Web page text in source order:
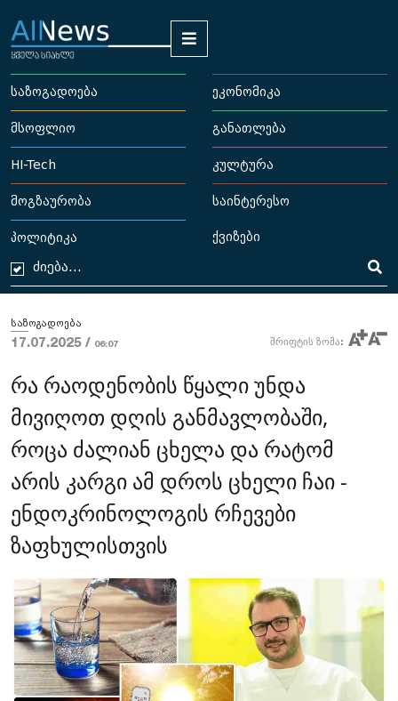
საზოგადოება ეკონომიკა
მსოფლიო განათლება
HI-Tech კულტურა
მოგზაურობა საინტერესო
პოლიტიკა ქვიზები
საზოგადოება
17.07.2025 / 06:07 შრიფტის ზომა:
რა რაოდენობის წყალი უნდა
მივიღოთ დღის განმავლობაში,
როცა ძალიან ცხელა და რატომ
არის კარგი ამ დროს ცხელი ჩაი -
ენდოკრინოლოგის რჩევები
ზაფხულისთვის